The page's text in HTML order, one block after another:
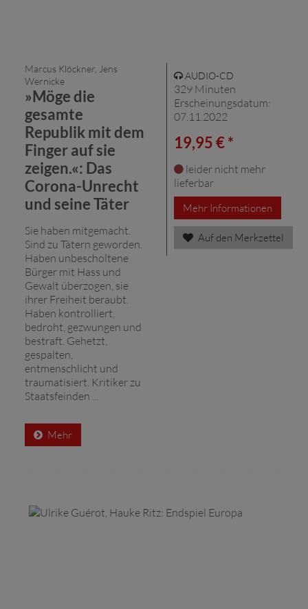
Marcus Klöckner, Jens
Wernicke
»Möge die
gesamte
Republik mit dem
Finger auf sie
zeigen.«: Das
Corona-Unrecht
und seine Täter
Sie haben mitgemacht.
Sind zu Tätern geworden.
Haben unbescholtene
Bürger mit Hass und
Gewalt überzogen, sie
ihrer Freiheit beraubt.
Haben kontrolliert,
bedroht, gezwungen und
bestraft. Gehetzt,
gespalten,
entmenschlicht und
traumatisiert. Kritiker zu
Staatsfeinden ...
Mehr
AUDIO-CD
329 Minuten
Erscheinungsdatum:
07.11.2022
19,95 € *
leider nicht mehr
lieferbar
Mehr Informationen
Auf den Merkzettel